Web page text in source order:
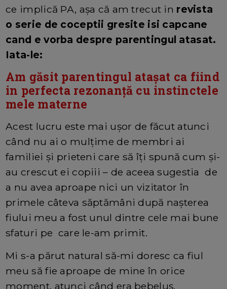
ce implică PA, aşa că am trecut in revista
o serie de coceptii gresite isi capcane
cand e vorba despre parentingul atasat.
Iata-le:
Am găsit parentingul ataşat ca fiind
in perfecta rezonanță cu instinctele
mele materne
Acest lucru este mai uşor de făcut atunci
când nu ai o mulţime de membri ai
familiei şi prieteni care să îţi spună cum şi-
au crescut ei copiii – de aceea sugestia de
a nu avea aproape nici un vizitator în
primele câteva săptămâni după naşterea
fiului meu a fost unul dintre cele mai bune
sfaturi pe care le-am primit.
Mi s-a părut natural să-mi doresc ca fiul
meu să fie aproape de mine în orice
moment, atunci când era bebeluş.